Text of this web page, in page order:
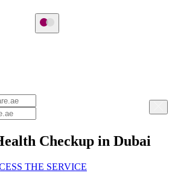
Checkup in Dubai
THE SERVICE